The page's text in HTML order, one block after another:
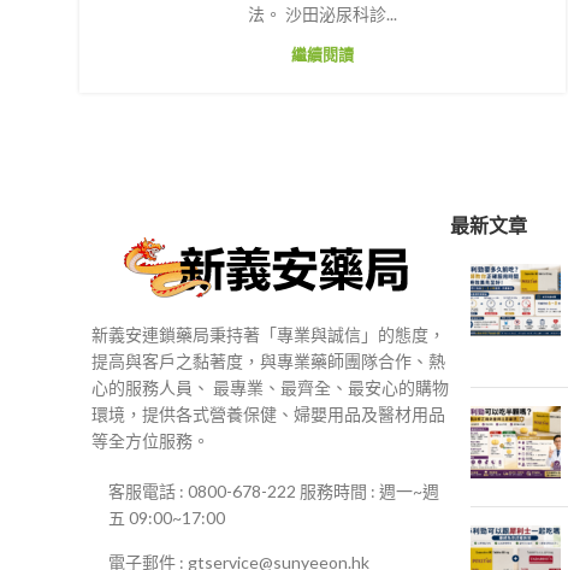
法。 沙田泌尿科診...
繼續閱讀
新義安連鎖藥局秉持著「專業與誠信」的態度，
提高與客戶之黏著度，與專業藥師團隊合作、熱
心的服務人員、 最專業、最齊全、最安心的購物
環境，提供各式營養保健、婦嬰用品及醫材用品
等全方位服務。
客服電話 : 0800-678-222 服務時間 : 週一~週
五 09:00~17:00
電子郵件 : gtservice@sunyeeon.hk
最新文章